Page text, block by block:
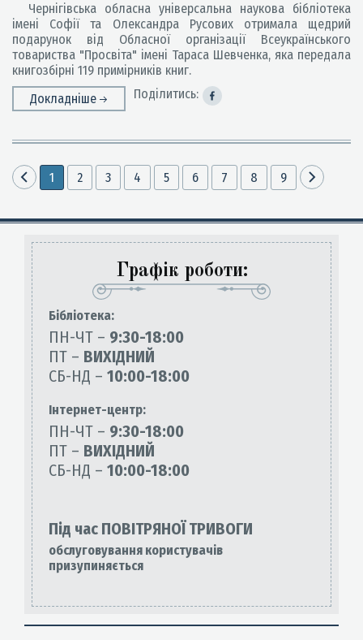
Чернігівська обласна універсальна наукова бібліотека
імені Софії та Олександра Русових отримала щедрий
подарунок від Обласної організації Всеукраїнського
товариства "Просвіта" імені Тараса Шевченка, яка передала
книгозбірні 119 примірників книг.
Докладніше
Поділитись:
1 2 3 4 5 6 7 8 9
Графік роботи:
Бiблiотека:
ПН-ЧТ – 9:30-18:00
ПТ – ВИХІДНИЙ
СБ-НД – 10:00-18:00
Інтернет-центр:
ПН-ЧТ – 9:30-18:00
ПТ – ВИХІДНИЙ
СБ-НД – 10:00-18:00
Під час ПОВІТРЯНОЇ ТРИВОГИ
обслуговування користувачів
призупиняється